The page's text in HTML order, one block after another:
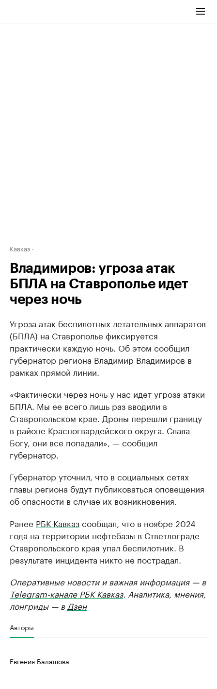
Кавказ
Владимиров: угроза атак
БПЛА на Ставрополье идет
через ночь
Угроза атак беспилотных летательных аппаратов
(БПЛА) на Ставрополье фиксируется
практически каждую ночь. Об этом сообщил
губернатор региона Владимир Владимиров в
рамках прямой линии.
«Фактически через ночь у нас идет угроза атаки
БПЛА. Мы ее всего лишь раз вводили в
Ставропольском крае. Дроны перешли границу
в районе Красногвардейского округа. Слава
Богу, они все попадали», — сообщил
губернатор.
Губернатор уточнил, что в социальных сетях
главы региона будут публиковаться оповещения
об опасности в случае их возникновения.
Ранее РБК Кавказсообщал, что в ноябре 2024
года на территории нефтебазы в Стветлограде
Ставропольского края упал беспилотник. В
результате инцидента никто не пострадал.
Оперативные новости и важная информация — в
Telegram-канале РБК Кавказ. Аналитика, мнения,
лонгриды — в Дзен
Авторы
Евгения Балашова